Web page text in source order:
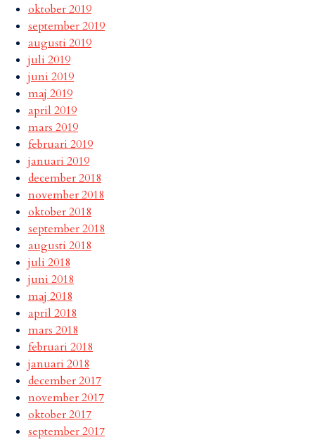
oktober 2019
september 2019
augusti 2019
juli 2019
juni 2019
maj 2019
april 2019
mars 2019
februari 2019
januari 2019
december 2018
november 2018
oktober 2018
september 2018
augusti 2018
juli 2018
juni 2018
maj 2018
april 2018
mars 2018
februari 2018
januari 2018
december 2017
november 2017
oktober 2017
september 2017